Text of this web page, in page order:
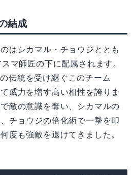
結成
はシカマル・チョウジととも
マ師匠の下に配属されます。
伝統を受け継ぐこのチーム
威力を増す高い相性を誇りま
敵の意識を奪い、シカマルの
チョウジの倍化術で一撃を叩
度も強敵を退けてきました。